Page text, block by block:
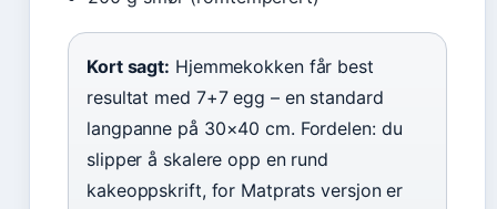
Kort sagt: Hjemmekokken får best
resultat med 7+7 egg – en standard
langpanne på 30×40 cm. Fordelen: du
slipper å skalere opp en rund
kakeoppskrift, for Matprats versjon er